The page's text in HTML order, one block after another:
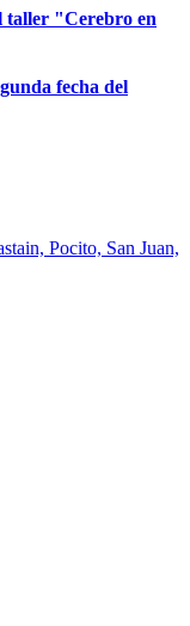
taller "Cerebro en
fecha del
Pocito, San Juan,